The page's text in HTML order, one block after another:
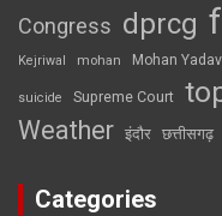
Congress dprcg
Kejriwal mohan Mohan Yadav
suicide Supreme Court
Weather इंदौर छत्तीसगढ़
Categories